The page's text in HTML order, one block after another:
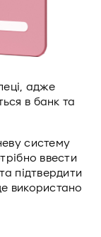
адже
в банк та
систему
ввести
підтвердити
використано